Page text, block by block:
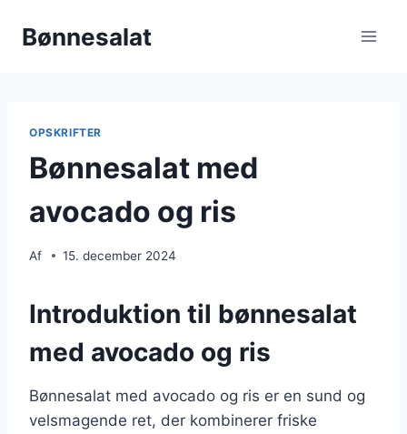
Bønnesalat
OPSKRIFTER
Bønnesalat med
avocado og ris
Af 15. december 2024
Introduktion til bønnesalat
med avocado og ris
Bønnesalat med avocado og ris er en sund og
velsmagende ret, der kombinerer friske